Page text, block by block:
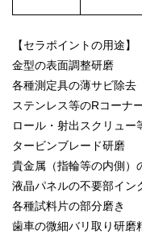
【セラポイントの用途】
金型の表面調整研磨
各種測定具の薄サビ除去
ステンレス等のRコーナ
ロール・射出スクリュー
タービンブレード研磨
貴金属（指輪等の内側）
液晶パネルの不要部イン
各種試料片の部分磨き
歯車の微細バリ取り研磨